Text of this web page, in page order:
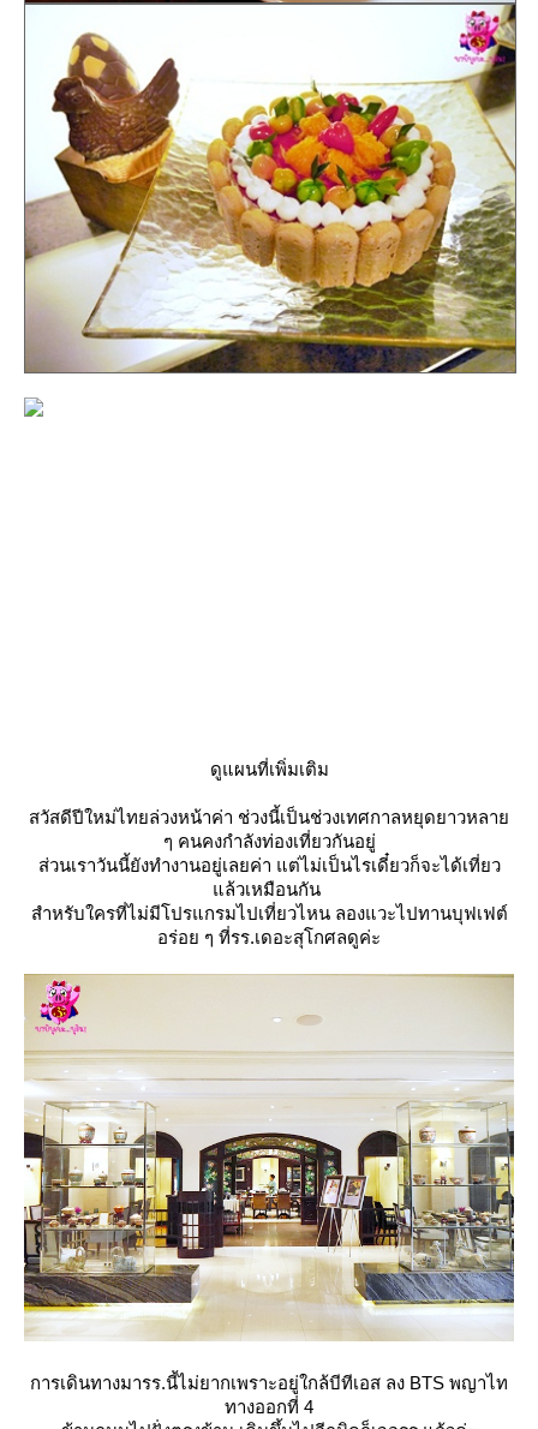
ดูแผนที่เพิ่มเติม
สวัสดีปีใหม่ไทยล่วงหน้าค่า ช่วงนี้เป็นช่วงเทศกาลหยุดยาวหลา
ๆ คนคงกำลังท่องเที่ยวกันอยู่
ส่วนเราวันนี้ยังทำงานอยู่เลยค่า แต่ไม่เป็นไรเดี๋ยวก็จะได้เที่ยว
ล้วเหมือนกัน
สำหรับใครที่ไม่มีโปรแกรมไปเที่ยวไหน ลองแวะไปทานบุฟเฟต์
อร่อย ๆ ที่รร.เดอะสุโกศลดูค่ะ
การเดินทางมารร.นี้ไม่ยากเพราะอยู่ใกล้บีทีเอส ลง BTS พญาไท
ทางออกที่ 4